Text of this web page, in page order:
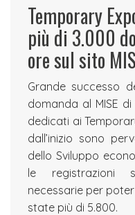
Temporary
più di 3.000
ore sul sito
Grande successo
domanda al MISE
dedicati ai
dall’inizio sono
dello Sviluppo
le registrazioni
necessarie per
state più di 5.800.